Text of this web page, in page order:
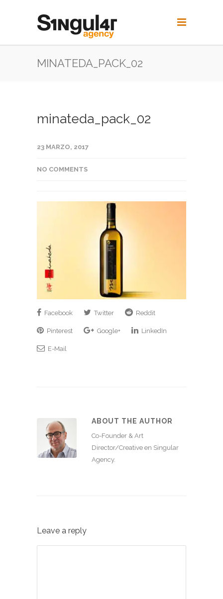
MINATEDA_PACK_02
minateda_pack_02
23 MARZO, 2017
NO COMMENTS
Facebook Twitter Reddit
Pinterest Google+ LinkedIn
E-Mail
ABOUT THE AUTHOR
Co-Founder & Art
Director/Creative en Singular
Agency.
Leave a reply